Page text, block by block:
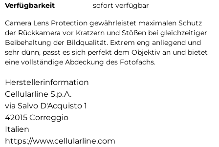
Verfügbarkeit
sofort verfügbar
Camera Lens Protection gewährleistet maximalen Schutz
der Rückkamera vor Kratzern und Stößen bei gleichzeitiger
Beibehaltung der Bildqualität. Extrem eng anliegend und
sehr dünn, passt es sich perfekt dem Objektiv an und bietet
eine vollständige Abdeckung des Fotofachs.
Herstellerinformation
Cellularline S.p.A.
via Salvo D'Acquisto 1
42015 Correggio
Italien
https://www.cellularline.com